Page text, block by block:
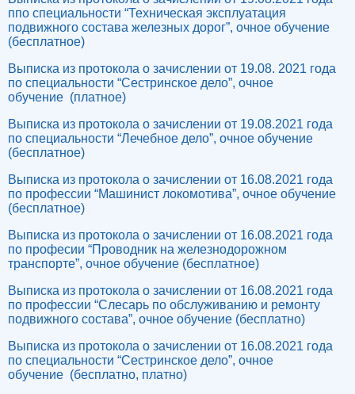
ппо специальности “Техническая эксплуатация
подвижного состава железных дорог”, очное обучение
(бесплатное)
Выписка из протокола о зачислении от 19.08. 2021 года
по специальности “Сестринское дело”, очное
обучение (платное)
Выписка из протокола о зачислении от 19.08.2021 года
по специальности “Лечебное дело”, очное обучение
(бесплатное)
Выписка из протокола о зачислении от 16.08.2021 года
по профессии “Машинист локомотива”, очное обучение
(бесплатное)
Выписка из протокола о зачислении от 16.08.2021 года
по професии “Проводник на железнодорожном
транспорте”, очное обучение (бесплатное)
Выписка из протокола о зачислении от 16.08.2021 года
по профессии “Слесарь по обслуживанию и ремонту
подвижного состава”, очное обучение (бесплатно)
Выписка из протокола о зачислении от 16.08.2021 года
по специальности “Сестринское дело”, очное
обучение (бесплатно, платно)